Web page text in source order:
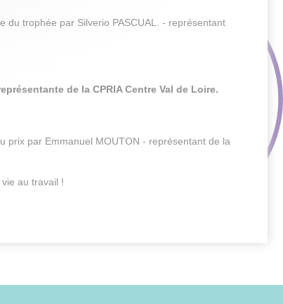
du trophée par Silverio PASCUAL. - représentant
de la CPRIA Centre Val de Loire.
prix par Emmanuel MOUTON - représentant de la
au travail !